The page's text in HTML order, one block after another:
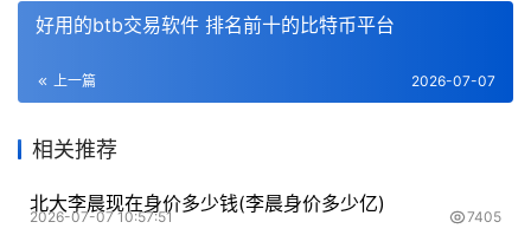
好用的btb交易软件 排名前十的比特币平台
上一篇 2026-07-07
相关推荐
北大李晨现在身价多少钱(李晨身价多少亿)
2026-07-07 10:57:51 7405